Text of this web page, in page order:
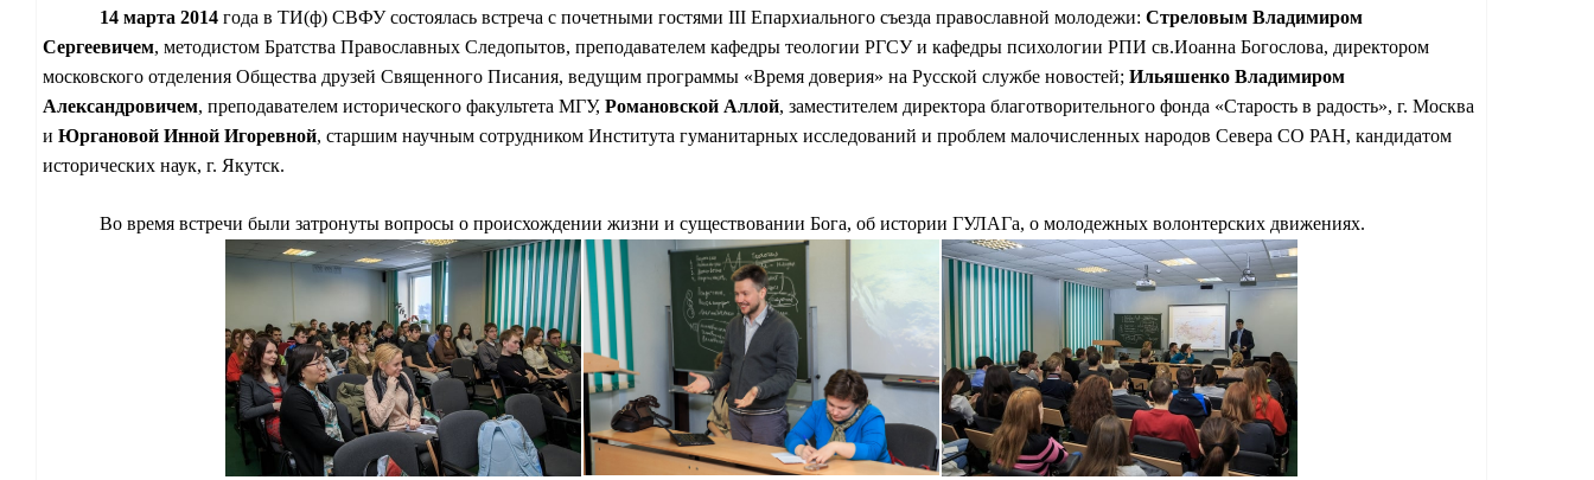
14 марта 2014 года в ТИ(ф) СВФУ состоялась встреча с почетными гостями III Епархиального съезда православной молодежи: Стреловым Владимиром
Сергеевичем, методистом Братства Православных Следопытов, преподавателем кафедры теологии РГСУ и кафедры психологии РПИ св.Иоанна Богослова, директором
московского отделения Общества друзей Священного Писания, ведущим программы «Время доверия» на Русской службе новостей; Ильяшенко Владимиром
Александровичем, преподавателем исторического факультета МГУ, Романовской Аллой, заместителем директора благотворительного фонда «Старость в радость», г. Москва
и Юргановой Инной Игоревной, старшим научным сотрудником Института гуманитарных исследований и проблем малочисленных народов Севера СО РАН, кандидатом
исторических наук, г. Якутск.
Во время встречи были затронуты вопросы о происхождении жизни и существовании Бога, об истории ГУЛАГа, о молодежных волонтерских движениях.